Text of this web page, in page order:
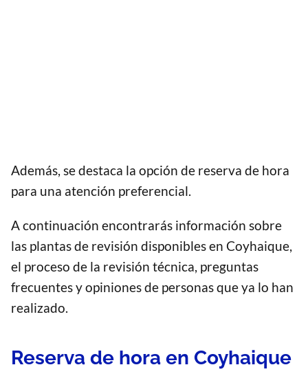
Además, se destaca la opción de reserva de hora
para una atención preferencial.
A continuación encontrarás información sobre
las plantas de revisión disponibles en Coyhaique,
el proceso de la revisión técnica, preguntas
frecuentes y opiniones de personas que ya lo han
realizado.
Reserva de hora en Coyhaique